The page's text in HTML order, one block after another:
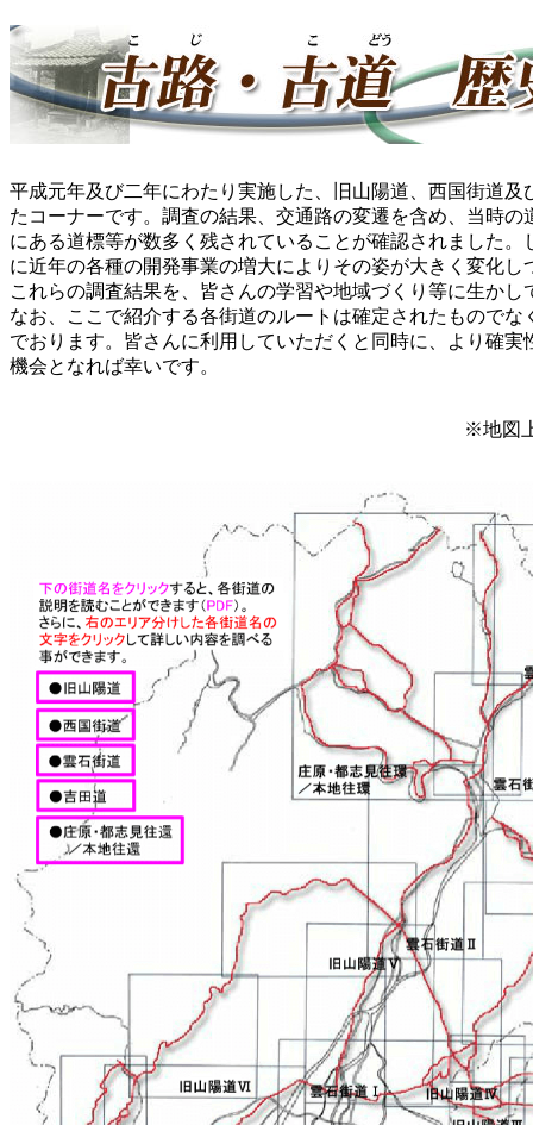
平成元年及び二年にわたり実施した、旧山陽道、西国街道
たコーナーです。調査の結果、交通路の変遷を含め、当時
にある道標等が数多く残されていることが確認されました
に近年の各種の開発事業の増大によりその姿が大きく変化
これらの調査結果を、皆さんの学習や地域づくり等に生かし
なお、ここで紹介する各街道のルートは確定されたもので
でおります。皆さんに利用していただくと同時に、より確
機会となれば幸いです。
※地図